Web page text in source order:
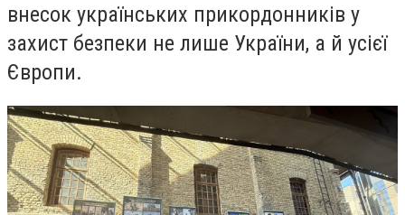
внесок українських прикордонників у
захист безпеки не лише України, а й усієї
Європи.